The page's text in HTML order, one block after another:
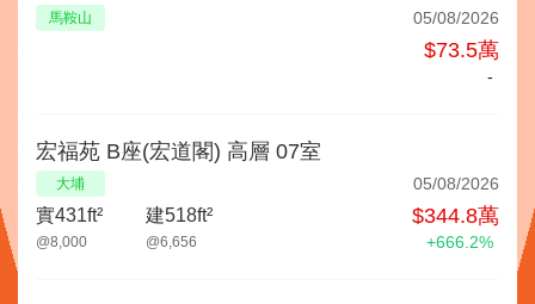
05/08/2026
馬鞍山
$73.5萬
-
05/08/2026
大埔
宏福苑 B座(宏道閣) 高層 07室
$344.8萬
實431ft²
@8,000
建518ft²
@6,656 +666.2%